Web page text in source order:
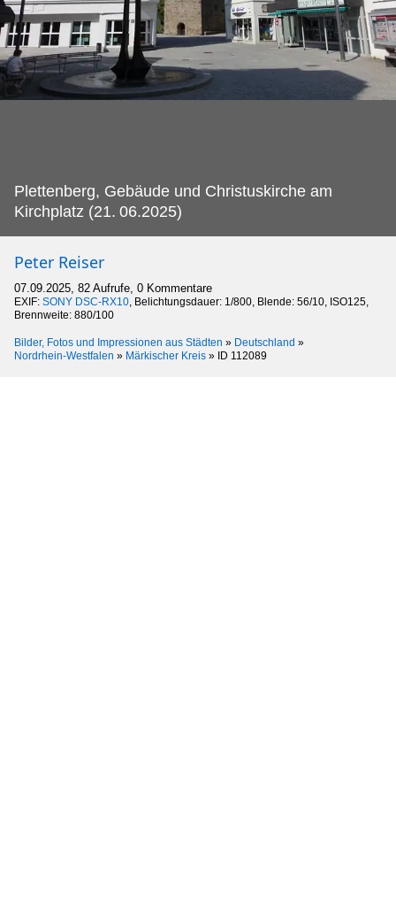
Plettenberg, Gebäude und Christuskirche am
Kirchplatz (21. 06.2025)
Peter Reiser
07.09.2025, 82 Aufrufe, 0 Kommentare
EXIF: SONY DSC-RX10, Belichtungsdauer: 1/800, Blende: 56/10, ISO125,
Brennweite: 880/100
Bilder, Fotos und Impressionen aus Städten » Deutschland »
Nordrhein-Westfalen » Märkischer Kreis » ID 112089